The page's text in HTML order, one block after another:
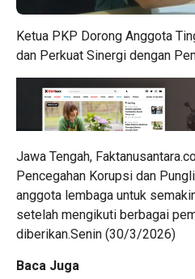
Ketua PKP Dorong Anggota
dan Perkuat Sinergi dengan
Jawa Tengah,
Pencegahan Korupsi dan
anggota lembaga untuk
setelah mengikuti berbagai
diberikan.Senin (30/3/2026)
Baca Juga